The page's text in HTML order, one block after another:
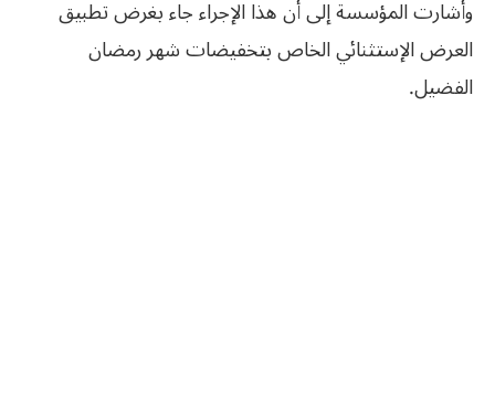
وأشارت المؤسسة إلى أن هذا الإجراء جاء بغرض تطبيق
العرض الإستثنائي الخاص بتخفيضات شهر رمضان
الفضيل.